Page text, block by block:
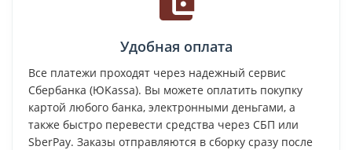
Удобная оплата
Все платежи проходят через надежный сервис
Сбербанка (ЮKassa). Вы можете оплатить покупку
картой любого банка, электронными деньгами, а
также быстро перевести средства через СБП или
SberPay. Заказы отправляются в сборку сразу после